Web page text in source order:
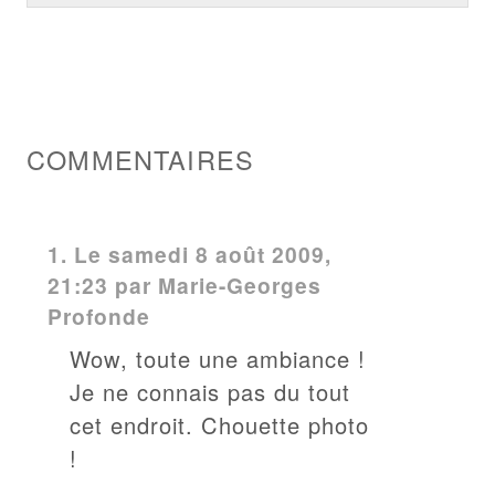
COMMENTAIRES
1. Le samedi 8 août 2009,
21:23 par Marie-Georges
Profonde
Wow, toute une ambiance !
Je ne connais pas du tout
cet endroit. Chouette photo
!